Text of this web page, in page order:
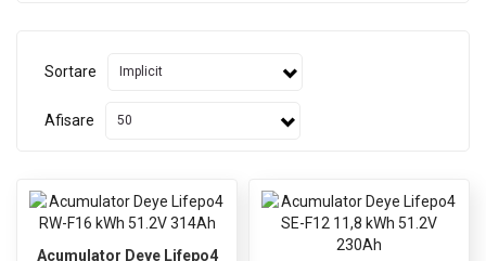
ECHIPAMENTE
Sortare
Afisare
Acumulator Deye Lifepo4